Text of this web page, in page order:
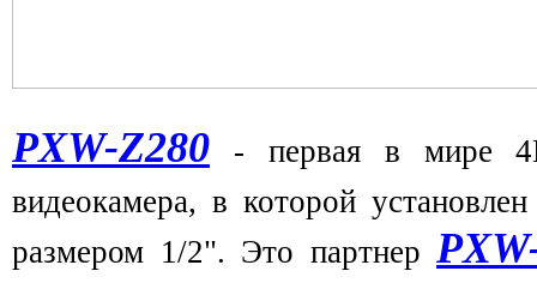
PXW-Z280 - первая в мире
видеокамера, в которой
размером 1/2". Это партнер